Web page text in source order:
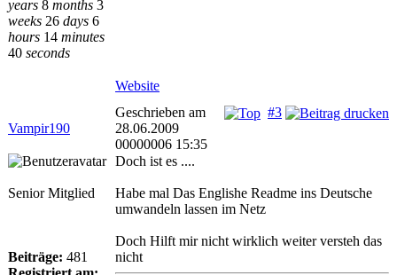
years 8 months 3
weeks 26 days 6
hours 14 minutes
40 seconds
Website
Vampir190
#3
Geschrieben am
28.06.2009
00000006 15:35
Senior Mitglied
Beiträge: 481
Doch ist es ....
Habe mal Das Englishe Readme ins Deutsche
umwandeln lassen im Netz
Doch Hilft mir nicht wirklich weiter versteh das
nicht